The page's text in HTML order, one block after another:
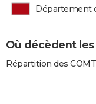
Département
Où décèdent les
Répartition des